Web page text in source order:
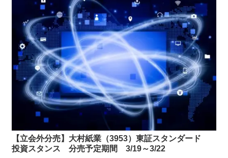
【立会外分売】大村紙業（3953）東証スタンダード
投資スタンス 分売予定期間 3/19～3/22